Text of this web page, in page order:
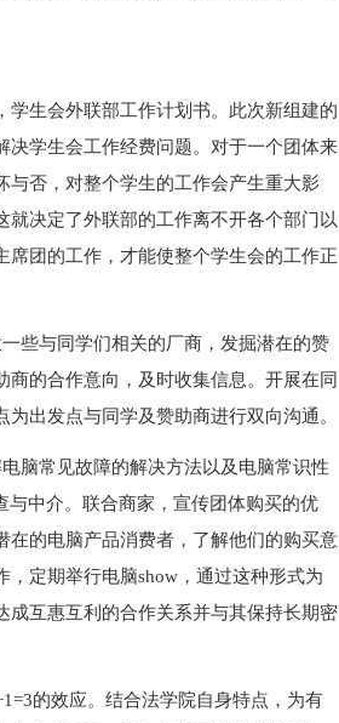
生会外联部工作计划书。此次新组建的
学生会工作经费问题。对于一个团体来
与否，对整个学生的工作会产生重大影
决定了外联部的工作离不开各个部门以
席团的工作，才能使整个学生会的工作正
些与同学们相关的厂商，发掘潜在的赞
的合作意向，及时收集信息。开展在同
出发点与同学及赞助商进行双向沟通。
脑常见故障的解决方法以及电脑常识性
中介。联合商家，宣传团体购买的优
的电脑产品消费者，了解他们的购买意
定期举行电脑show，通过这种形式为
成互惠互利的合作关系并与其保持长期密
的效应。结合法学院自身特点，为有